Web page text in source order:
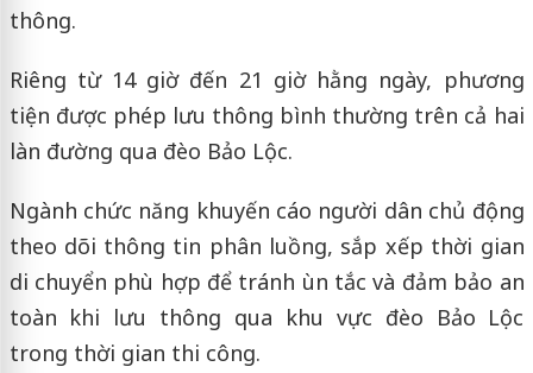
thông.
Riêng từ 14 giờ đến 21 giờ hằng ngày, phương
tiện được phép lưu thông bình thường trên cả hai
làn đường qua đèo Bảo Lộc.
Ngành chức năng khuyến cáo người dân chủ động
theo dõi thông tin phân luồng, sắp xếp thời gian
di chuyển phù hợp để tránh ùn tắc và đảm bảo an
toàn khi lưu thông qua khu vực đèo Bảo Lộc
trong thời gian thi công.